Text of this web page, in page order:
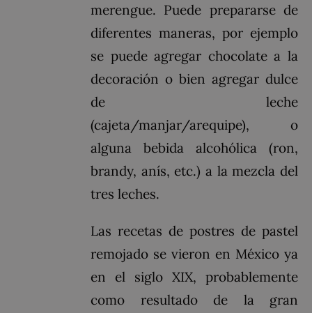
merengue. Puede prepararse de
diferentes maneras, por ejemplo
se puede agregar chocolate a la
decoración o bien agregar dulce
de leche
(cajeta/manjar/arequipe), o
alguna bebida alcohólica (ron,
brandy, anís, etc.) a la mezcla del
tres leches.
Las recetas de postres de pastel
remojado se vieron en México ya
en el siglo XIX, probablemente
como resultado de la gran